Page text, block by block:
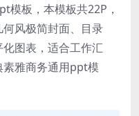
模板，本模板共22P，
风极简封面、目录
图表，适合工作汇
雅商务通用ppt模